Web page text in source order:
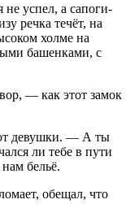
успел, а сапоги-
речка течёт, на
холме на
башенками, с
— как этот замок
девушки. — А ты
ли тебе в пути
бельё.
обещал, что